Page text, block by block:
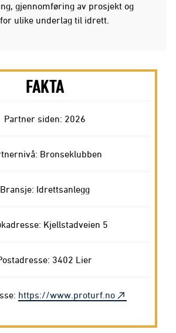
gjennomføring av prosjekt og
ulike underlag til idrett.
FAKTA
Partner siden: 2026
Bronseklubben
Bransje: Idrettsanlegg
Kjellstadveien 5
3402 Lier
https://www.proturf.no